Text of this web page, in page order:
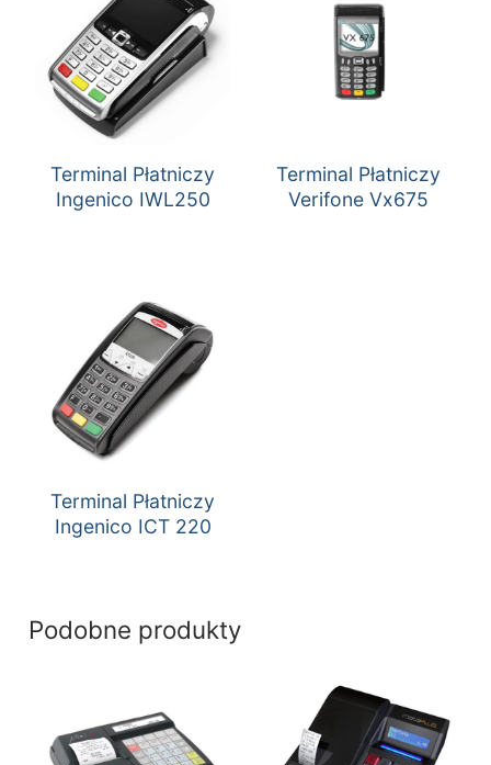
Terminal Płatniczy
Ingenico IWL250
Terminal Płatniczy
Verifone Vx675
Terminal Płatniczy
Ingenico ICT 220
Podobne produkty